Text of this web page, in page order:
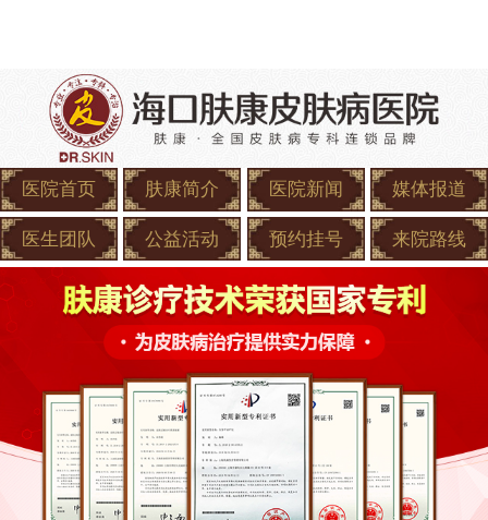
医院首页 肤康简介 医院新闻 媒体报道
医生团队 公益活动 预约挂号 来院路线